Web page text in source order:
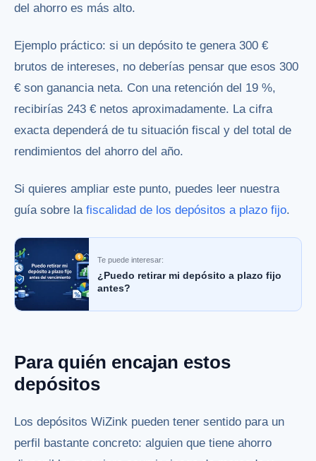
del ahorro es más alto.
Ejemplo práctico: si un depósito te genera 300 €
brutos de intereses, no deberías pensar que esos 300
€ son ganancia neta. Con una retención del 19 %,
recibirías 243 € netos aproximadamente. La cifra
exacta dependerá de tu situación fiscal y del total de
rendimientos del ahorro del año.
Si quieres ampliar este punto, puedes leer nuestra
guía sobre la fiscalidad de los depósitos a plazo fijo.
Te puede interesar:
¿Puedo retirar mi depósito a plazo fijo
antes?
Para quién encajan estos
depósitos
Los depósitos WiZink pueden tener sentido para un
perfil bastante concreto: alguien que tiene ahorro